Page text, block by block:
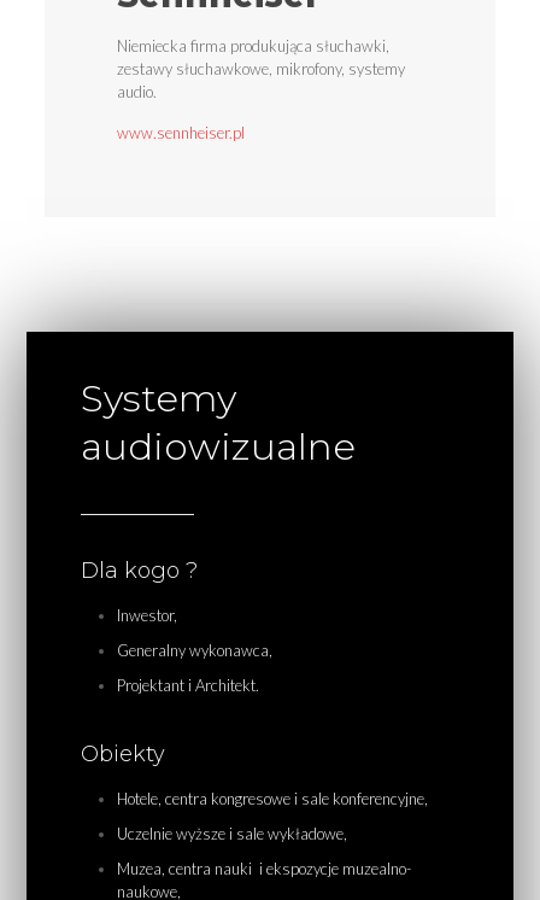
Niemiecka firma produkująca słuchawki,
zestawy słuchawkowe, mikrofony, systemy
audio.
www.sennheiser.pl
Systemy
audiowizualne
Dla kogo ?
Inwestor,
Generalny wykonawca,
Projektant i Architekt.
Obiekty
Hotele, centra kongresowe i sale konferencyjne,
Uczelnie wyższe i sale wykładowe,
Muzea, centra nauki i ekspozycje muzealno-
naukowe,